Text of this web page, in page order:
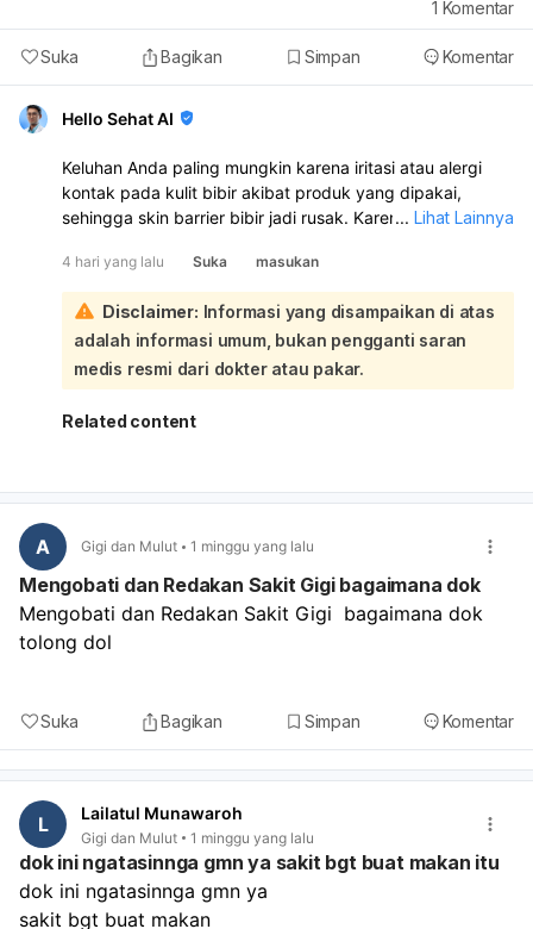
Suka Bagikan Simpan Komentar
1 Komentar
Hello Sehat AI
Keluhan Anda paling mungkin karena iritasi atau alergi
kontak pada kulit bibir akibat produk yang dipakai,
sehingga skin barrier bibir jadi rusak. Karena sekarang
mengelupas, sebaiknya hentikan dulu semua produk di
area bibir, terutama yang ada pewangi, alkohol, pemutih,
atau bahan aktif:
Untuk sementara, lakukan ini: gunakan pelembap bibir
yang sangat sederhana dan non-iritasi, misalnya
petroleum jelly atau beeswax, oles tipis dan rutin; jangan
menjilat, menggosok, atau mengelupas bibir; minum
dingin singkat saat gatal. Kalau bibir sangat kering, madu
terasa perih. Kalau keluhan tidak membaik dalam
beberapa hari, makin merah, bengkak, perih, atau sampai
pecah-pecah berat, sebaiknya periksa ke dokter kulit
atau dokter umum untuk memastikan apakah ini
dermatitis kontak, cheilitis, atau infeksi, dan untuk obat
... Lihat Lainnya
4 hari yang lalu Suka masukan
Disclaimer: Informasi yang disampaikan di atas
adalah informasi umum, bukan pengganti saran
medis resmi dari dokter atau pakar.
Related content
A Gigi dan Mulut 1 minggu yang lalu
Mengobati dan Redakan Sakit Gigi bagaimana dok
Mengobati dan Redakan Sakit Gigi  bagaimana dok
tolong dol
Suka Bagikan Simpan Komentar
L Lailatul Munawaroh
Gigi dan Mulut 1 minggu yang lalu
dok ini ngatasinnga gmn ya sakit bgt buat makan itu
dok ini ngatasinnga gmn ya
sakit bgt buat makan